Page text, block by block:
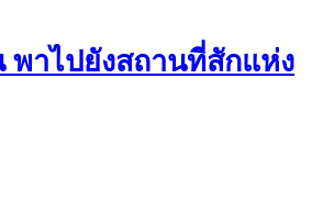
าไปยังสถานที่สักแห่ง